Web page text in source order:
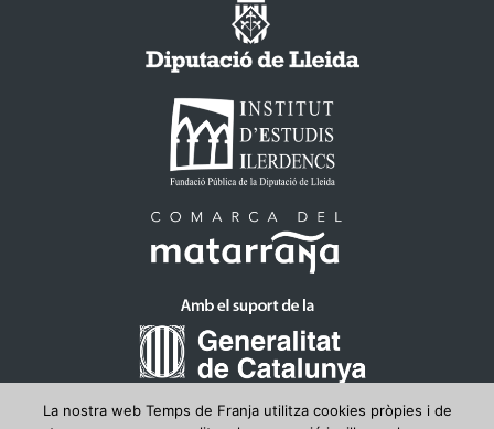
La nostra web Temps de Franja utilitza cookies pròpies i de